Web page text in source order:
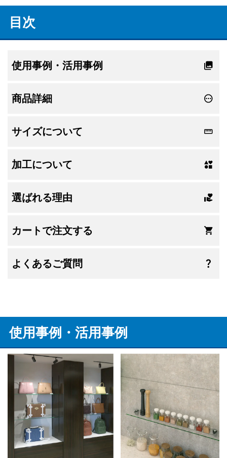
目次
使用事例・活用事例
商品詳細
サイズについて
加工について
選ばれる理由
カートで注文する
よくあるご質問
使用事例・活用事例